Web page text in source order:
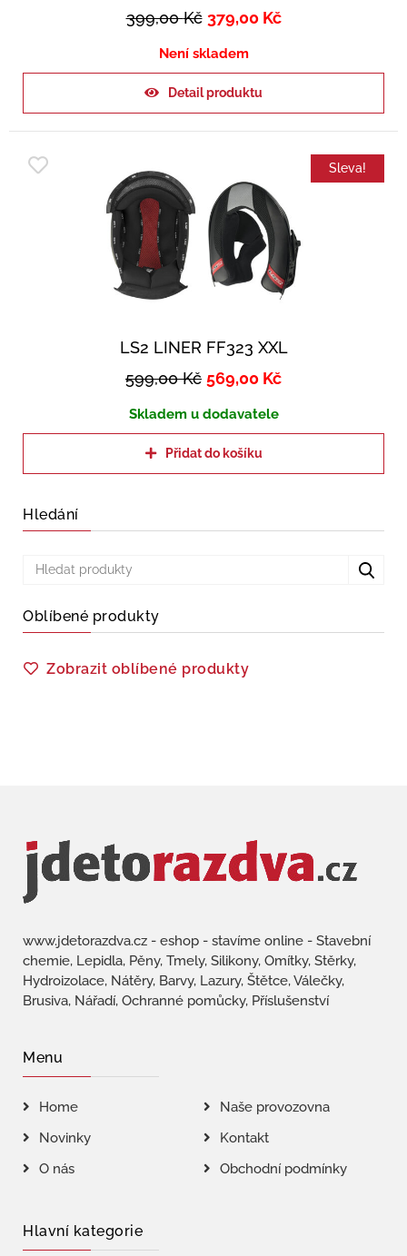
399,00Kč 379,00 Kč
Není skladem
Detail produktu
Sleva!
LS2 LINER FF323 XXL
599,00Kč 569,00 Kč
Skladem u dodavatele
Přidat do košíku
Hledání
Oblíbené produkty
Zobrazit oblíbené produkty
www.jdetorazdva.cz - eshop - stavíme online - Stavební
chemie, Lepidla, Pěny, Tmely, Silikony, Omítky, Stěrky,
Hydroizolace, Nátěry, Barvy, Lazury, Štětce, Válečky,
Brusiva, Nářadí, Ochranné pomůcky, Příslušenství
Menu
Home
Naše provozovna
Novinky
Kontakt
O nás
Obchodní podmínky
Hlavní kategorie